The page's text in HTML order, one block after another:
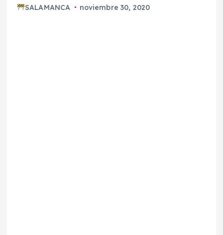
SALAMANCA noviembre 30, 2020